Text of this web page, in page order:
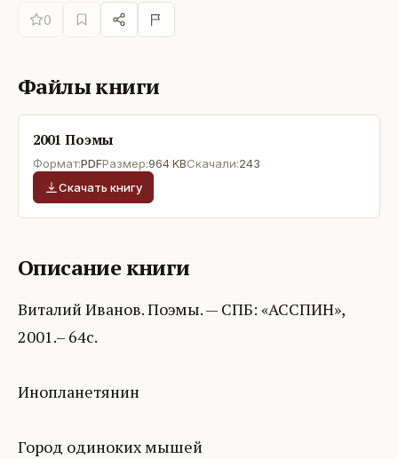
0
Файлы книги
2001 Поэмы
Формат:PDFРазмер:964 KBСкачали:243
Скачать книгу
Описание книги
Виталий Иванов. Поэмы. — СПБ: «АССПИН»,
2001.– 64с.
Инопланетянин
Город одиноких мышей